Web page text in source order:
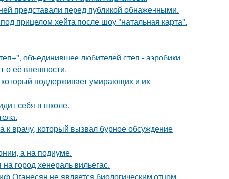
представали перед публикой обнаженными.
прицелом хейта после шоу "натальная карта".
объединившее любителей степ - аэробики.
о её внешности.
поддерживает умирающих и их
себя в школе.
к врачу, который вызвал бурное обсуждение
а на подиуме.
город хенераль вильегас.
Оганесян не является биологическим отцом